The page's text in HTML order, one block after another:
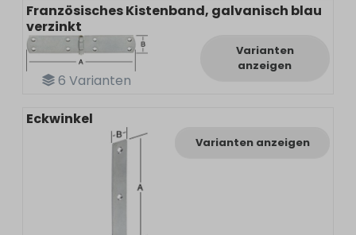
6 Varianten
Französisches Kistenband, galvanisch blau
verzinkt
Varianten
anzeigen
Eckwinkel
Varianten anzeigen